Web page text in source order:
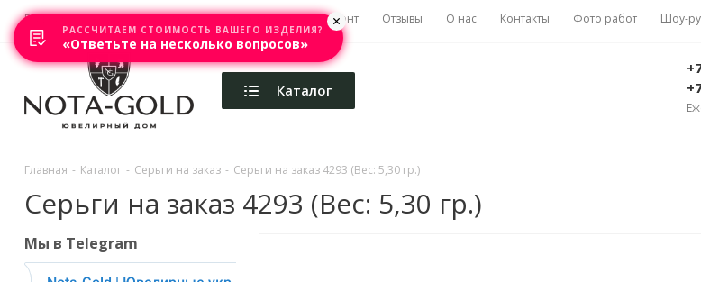
Главная Акции Каталоги Изготовление Ремонт Отзывы О нас Контакты Фото работ Шоу-
Каталог
Главная - Каталог - Серьги на заказ - Серьги на заказ 4293 (Вес: 5,30 гр.)
Серьги на заказ 4293 (Вес: 5,30 гр.)
Мы в Telegram
РАССЧИТАЕМ СТОИМОСТЬ ВАШЕГО ИЗДЕЛИЯ?
«Ответьте на несколько вопросов»